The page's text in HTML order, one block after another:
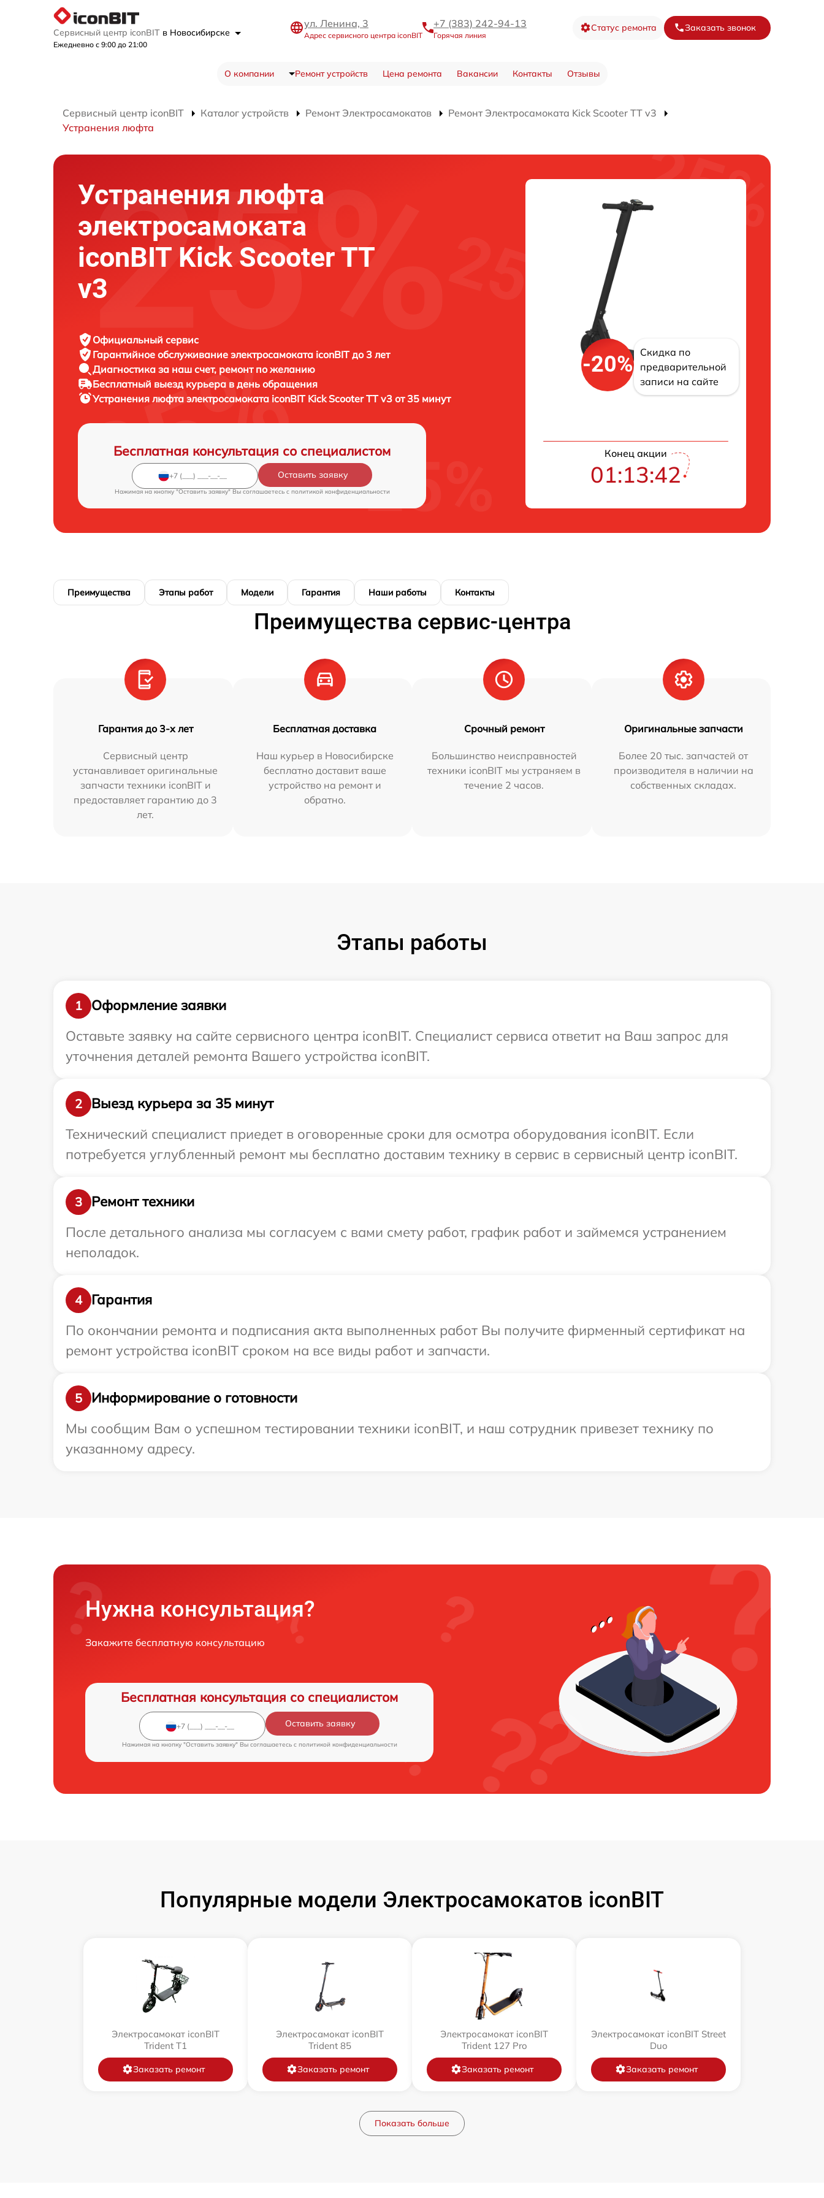
Сервисный центр iconBIT в Новосибирске
Ежедневно с 9:00 до 21:00
ул. Ленина, 3
Адрес сервисного центра iconBIT
+7 (383) 242-94-13
Горячая линия
Статус ремонта Заказать звонок
О компании Ремонт устройств Цена ремонта Вакансии Контакты Отзывы
Сервисный центр iconBIT Каталог устройств Ремонт Электросамокатов
Ремонт Электросамоката Kick Scooter TT v3
Устранения люфта
Устранения люфта
электросамоката
iconBIT Kick Scooter TT
v3
Официальный сервис
Гарантийное обслуживание электросамоката iconBIT до 3 лет
Диагностика за наш счет, ремонт по желанию
Бесплатный выезд курьера в день обращения
Устранения люфта электросамоката iconBIT Kick Scooter TT v3 от 35 минут
Бесплатная консультация со специалистом
Оставить заявку
Нажимая на кнопку "Оставить заявку" Вы соглашаетесь c политикой конфиденциальности
-20%
Скидка по
предварительной
записи на сайте
Конец акции
01:13:42
Преимущества Этапы работ Модели Гарантия Наши работы Контакты
Преимущества сервис-центра
Гарантия до 3-х лет
Сервисный центр
устанавливает оригинальные
запчасти техники iconBIT и
предоставляет гарантию до 3
лет.
Бесплатная доставка
Наш курьер в Новосибирске
бесплатно доставит ваше
устройство на ремонт и
обратно.
Срочный ремонт
Большинство неисправностей
техники iconBIT мы устраняем в
течение 2 часов.
Оригинальные запчасти
Более 20 тыс. запчастей от
производителя в наличии на
собственных складах.
Этапы работы
1
Оформление заявки
Оставьте заявку на сайте сервисного центра iconBIT. Специалист сервиса ответит на Ваш запрос для
уточнения деталей ремонта Вашего устройства iconBIT.
2
Выезд курьера за 35 минут
Технический специалист приедет в оговоренные сроки для осмотра оборудования iconBIT. Если
потребуется углубленный ремонт мы бесплатно доставим технику в сервис в сервисный центр iconBIT.
3
Ремонт техники
После детального анализа мы согласуем с вами смету работ, график работ и займемся устранением
неполадок.
4
Гарантия
По окончании ремонта и подписания акта выполненных работ Вы получите фирменный сертификат на
ремонт устройства iconBIT сроком на все виды работ и запчасти.
5
Информирование о готовности
Мы сообщим Вам о успешном тестировании техники iconBIT, и наш сотрудник привезет технику по
указанному адресу.
Нужна консультация?
Закажите бесплатную консультацию
Бесплатная консультация со специалистом
Оставить заявку
Нажимая на кнопку "Оставить заявку" Вы соглашаетесь c политикой конфиденциальности
Популярные модели Электросамокатов iconBIT
Электросамокат iconBIT
Trident T1
Заказать ремонт
Электросамокат iconBIT
Trident 85
Заказать ремонт
Электросамокат iconBIT
Trident 127 Pro
Заказать ремонт
Электросамокат iconBIT Street
Duo
Заказать ремонт
Показать больше